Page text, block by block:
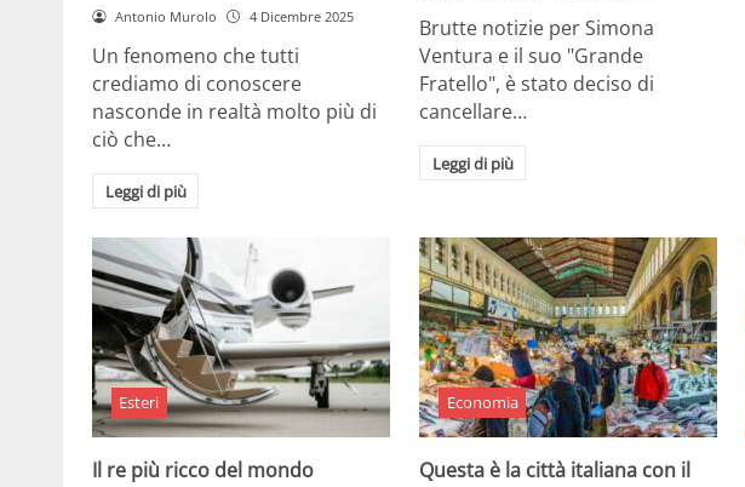
Antonio Murolo 4 Dicembre 2025
Un fenomeno che tutti
crediamo di conoscere
nasconde in realtà molto più di
ciò che…
Leggi di più
Brutte notizie per Simona
Ventura e il suo "Grande
Fratello", è stato deciso di
cancellare…
Leggi di più
Esteri
Il re più ricco del mondo
Economia
Questa è la città italiana con il